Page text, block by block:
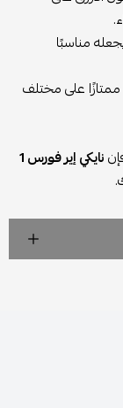
مناسبًا
ممتازًا على مختلف
نايكي إير فورس 1